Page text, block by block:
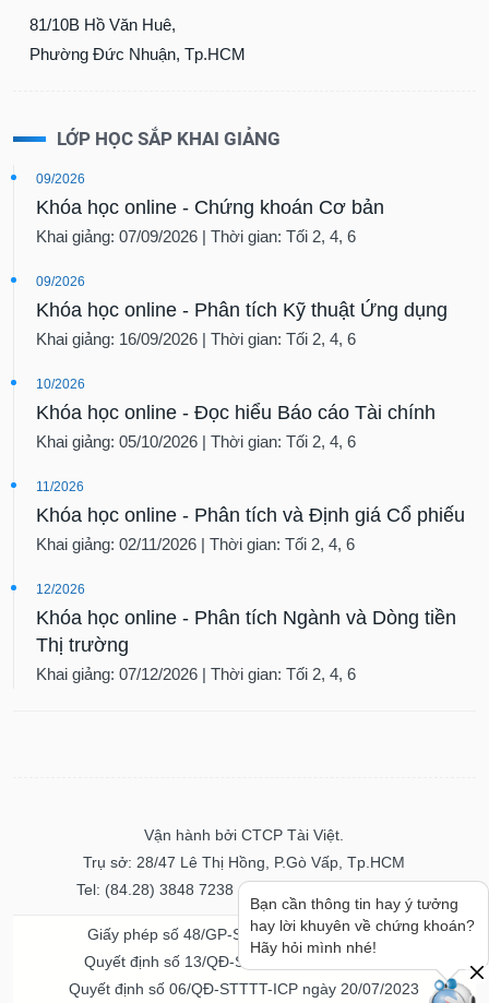
81/10B Hồ Văn Huê,
Phường Đức Nhuận, Tp.HCM
LỚP HỌC SẮP KHAI GIẢNG
09/2026
Khóa học online - Chứng khoán Cơ bản
Khai giảng: 07/09/2026 | Thời gian: Tối 2, 4, 6
09/2026
Khóa học online - Phân tích Kỹ thuật Ứng dụng
Khai giảng: 16/09/2026 | Thời gian: Tối 2, 4, 6
10/2026
Khóa học online - Đọc hiểu Báo cáo Tài chính
Khai giảng: 05/10/2026 | Thời gian: Tối 2, 4, 6
11/2026
Khóa học online - Phân tích và Định giá Cổ phiếu
Khai giảng: 02/11/2026 | Thời gian: Tối 2, 4, 6
12/2026
Khóa học online - Phân tích Ngành và Dòng tiền
Thị trường
Khai giảng: 07/12/2026 | Thời gian: Tối 2, 4, 6
Vận hành bởi CTCP Tài Việt.
Trụ sở: 28/47 Lê Thị Hồng, P.Gò Vấp, Tp.HCM
Tel: (84.28) 3848 7238 - Fax: (84.28) 3848 7237
Giấy phép số 48/GP-STTTT ngày 04/11/2016
Quyết định số 13/QĐ-STTTT ngày 02/11/2017
Quyết định số 06/QĐ-STTTT-ICP ngày 20/07/2023
Bạn cần thông tin hay ý tưởng
hay lời khuyên về chứng khoán?
Hãy hỏi mình nhé!